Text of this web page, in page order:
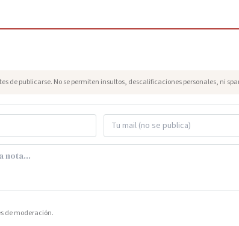
de publicarse. No se permiten insultos, descalificaciones personales, ni
de moderación.